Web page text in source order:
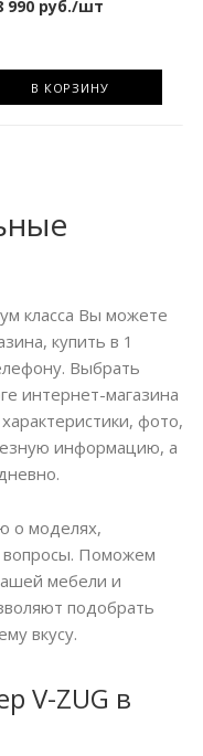
990руб./шт
В КОРЗИНУ
класса Вы можете
купить в 1
Выбрать
интернет-магазина
фото,
информацию, а
о моделях,
вопросы. Поможем
мебели и
подобрать
вкусу.
V-ZUG в